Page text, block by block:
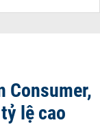
Consumer,
lệ cao